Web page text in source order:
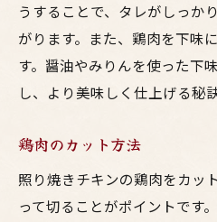
うすることで、タレがしっか
がります。また、鶏肉を下味
す。醤油やみりんを使った下
し、より美味しく仕上げる秘
鶏肉のカット方法
照り焼きチキンの鶏肉をカッ
って切ることがポイントです